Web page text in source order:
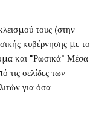
τους (στην
κυβέρνησης με το
και "Ρωσικά" Μέσα
τις σελίδες των
για όσα